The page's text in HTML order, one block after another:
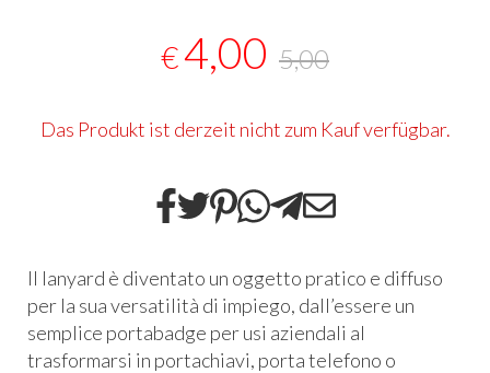
€4,00 5,00
Das Produkt ist derzeit nicht zum Kauf verfügbar.
Il lanyard è diventato un oggetto pratico e diffuso
per la sua versatilità di impiego, dall’essere un
semplice portabadge per usi aziendali al
trasformarsi in portachiavi, porta telefono o